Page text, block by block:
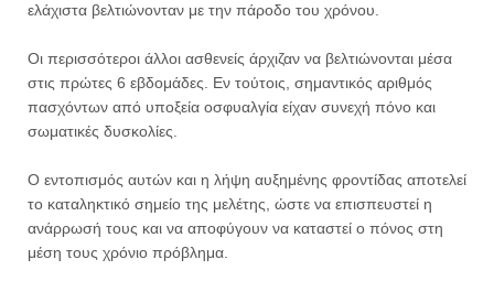
ελάχιστα βελτιώνονταν με την πάροδο του χρόνου.
Οι περισσότεροι άλλοι ασθενείς άρχιζαν να βελτιώνονται μέσα
στις πρώτες 6 εβδομάδες. Εν τούτοις, σημαντικός αριθμός
πασχόντων από υποξεία οσφυαλγία είχαν συνεχή πόνο και
σωματικές δυσκολίες.
Ο εντοπισμός αυτών και η λήψη αυξημένης φροντίδας αποτελεί
το καταληκτικό σημείο της μελέτης, ώστε να επισπευστεί η
ανάρρωσή τους και να αποφύγουν να καταστεί ο πόνος στη
μέση τους χρόνιο πρόβλημα.